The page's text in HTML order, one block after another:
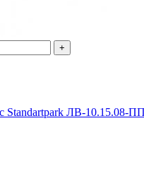
+
Standartpark ЛВ-10.15.08-